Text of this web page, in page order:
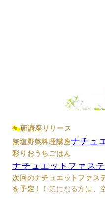
新講座リリース
無塩野菜料理講座ナチュ
彩りおうちごはん
ナチュエットファス
次回のナチュエットファス
を予定！！気になる方は、